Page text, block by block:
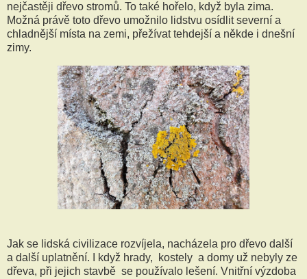
nejčastěji dřevo stromů. To také hořelo, když byla zima.
Možná právě toto dřevo umožnilo lidstvu osídlit severní a
chladnější místa na zemi, přežívat tehdejší a někde i dnešní
zimy.
Jak se lidská civilizace rozvíjela, nacházela pro dřevo další
a další uplatnění. I když hrady, kostely a domy už nebyly ze
dřeva, při jejich stavbě se používalo lešení. Vnitřní výzdoba